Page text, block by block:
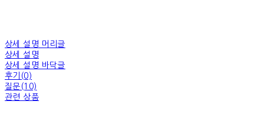
상세 설명 머리글
상세 설명
상세 설명 바닥글
후기(0)
질문(10)
관련 상품